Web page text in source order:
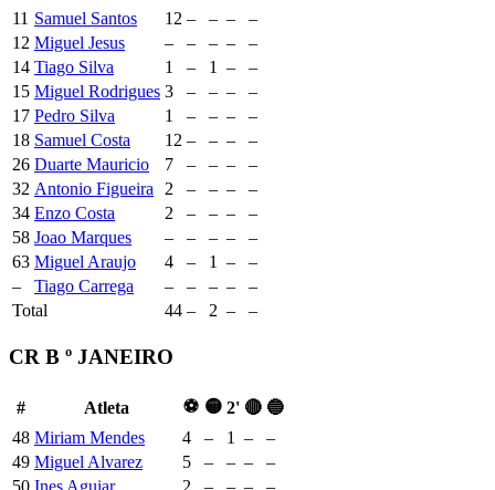
11 Samuel Santos 12 – – –
–
12 Miguel Jesus – – – –
–
14 Tiago Silva 1 – 1 –
–
15 Miguel Rodrigues 3 – – –
–
17 Pedro Silva 1 – – –
–
18 Samuel Costa 12 – – –
–
26 Duarte Mauricio 7 – – –
–
32 Antonio Figueira 2 – – –
–
34 Enzo Costa 2 – – –
–
58 Joao Marques – – – –
–
63 Miguel Araujo 4 – 1 –
–
–
Tiago Carrega – – – –
–
Total
44 – 2 – –
CR B º JANEIRO
# Atleta ⚽ 🟡 2' 🔴 🔵
48 Miriam Mendes 4 – 1 –
–
49 Miguel Alvarez 5 – – –
–
50 Ines Aguiar 2 – – –
–